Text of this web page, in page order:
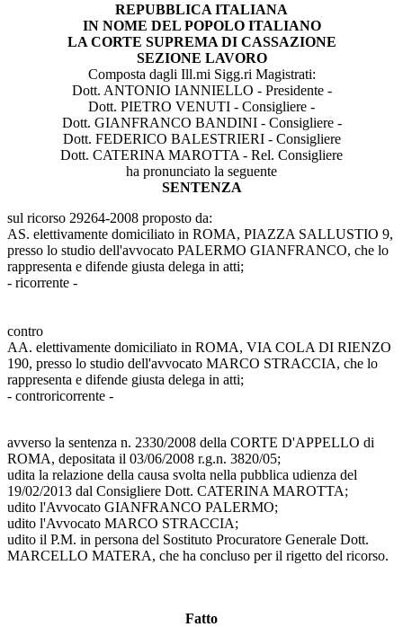
REPUBBLICA ITALIANA
IN NOME DEL POPOLO ITALIANO
LA CORTE SUPREMA DI CASSAZIONE
SEZIONE LAVORO
Composta dagli Ill.mi Sigg.ri Magistrati:
Dott. ANTONIO IANNIELLO - Presidente -
Dott. PIETRO VENUTI - Consigliere -
Dott. GIANFRANCO BANDINI - Consigliere -
Dott. FEDERICO BALESTRIERI - Consigliere
Dott. CATERINA MAROTTA - Rel. Consigliere
ha pronunciato la seguente
SENTENZA
sul ricorso 29264-2008 proposto da:
AS. elettivamente domiciliato in ROMA, PIAZZA SALLUSTIO 9,
presso lo studio dell'avvocato PALERMO GIANFRANCO, che lo
rappresenta e difende giusta delega in atti;
- ricorrente -
contro
AA. elettivamente domiciliato in ROMA, VIA COLA DI RIENZO
190, presso lo studio dell'avvocato MARCO STRACCIA, che lo
rappresenta e difende giusta delega in atti;
- controricorrente -
avverso la sentenza n. 2330/2008 della CORTE D'APPELLO di
ROMA, depositata il 03/06/2008 r.g.n. 3820/05;
udita la relazione della causa svolta nella pubblica udienza del
19/02/2013 dal Consigliere Dott. CATERINA MAROTTA;
udito l'Avvocato GIANFRANCO PALERMO;
udito l'Avvocato MARCO STRACCIA;
udito il P.M. in persona del Sostituto Procuratore Generale Dott.
MARCELLO MATERA, che ha concluso per il rigetto del ricorso.
Fatto